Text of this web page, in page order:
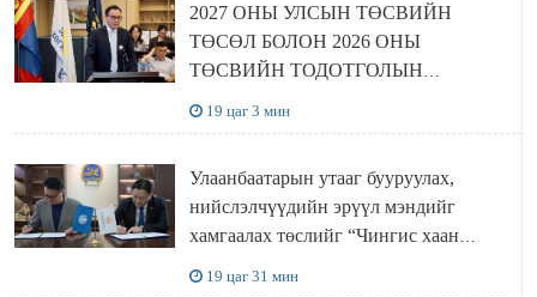
2027 ОНЫ УЛСЫН ТӨСВИЙН
ТӨСӨЛ БОЛОН 2026 ОНЫ
ТӨСВИЙН ТОДОТГОЛЫН
19 цаг 3 мин
Улаанбаатарын утааг бууруулах,
нийслэлчүүдийн эрүүл мэндийг
хамгаалах төслийг “Чингис хаан
19 цаг 31 мин